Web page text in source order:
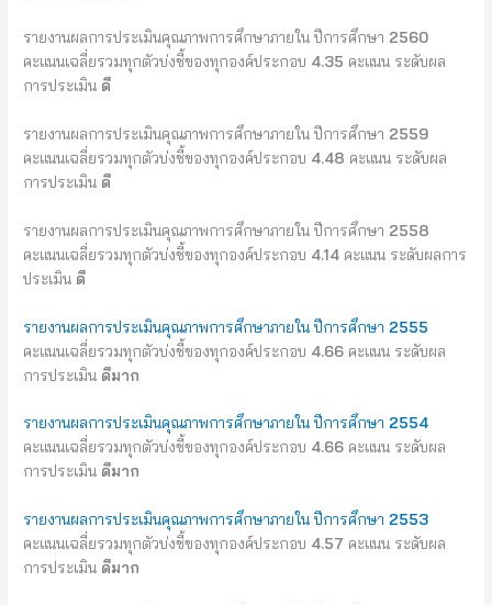
รายงานผลการประเมินคุณภาพการศึกษาภายใน ปีการศึกษา 2560
คะแนนเฉลี่ยรวมทุกตัวบ่งชี้ของทุกองค์ประกอบ 4.35 คะแนน ระดับผล
การประเมิน ดี
รายงานผลการประเมินคุณภาพการศึกษาภายใน ปีการศึกษา 2559
คะแนนเฉลี่ยรวมทุกตัวบ่งชี้ของทุกองค์ประกอบ 4.48 คะแนน ระดับผล
การประเมิน ดี
รายงานผลการประเมินคุณภาพการศึกษาภายใน ปีการศึกษา 2558
คะแนนเฉลี่ยรวมทุกตัวบ่งชี้ของทุกองค์ประกอบ 4.14 คะแนน ระดับผลการ
ประเมิน ดี
รายงานผลการประเมินคุณภาพการศึกษาภายใน ปีการศึกษา 2555
คะแนนเฉลี่ยรวมทุกตัวบ่งชี้ของทุกองค์ประกอบ 4.66 คะแนน ระดับผล
การประเมิน ดีมาก
รายงานผลการประเมินคุณภาพการศึกษาภายใน ปีการศึกษา 2554
คะแนนเฉลี่ยรวมทุกตัวบ่งชี้ของทุกองค์ประกอบ 4.66 คะแนน ระดับผล
การประเมิน ดีมาก
รายงานผลการประเมินคุณภาพการศึกษาภายใน ปีการศึกษา 2553
คะแนนเฉลี่ยรวมทุกตัวบ่งชี้ของทุกองค์ประกอบ 4.57 คะแนน ระดับผล
การประเมิน ดีมาก